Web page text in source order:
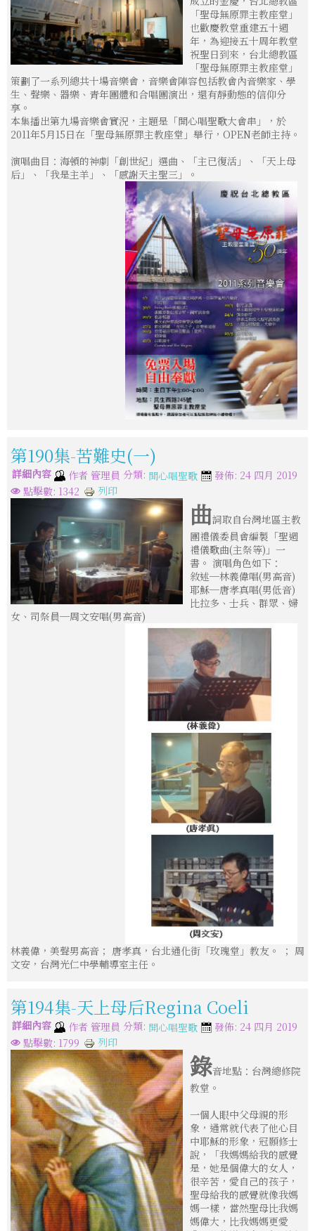
「聖母無原罪主教座堂」
也歡慶教堂重建五十週
年，為迎接五十周年教堂
祝聖日到來，台北總教區
「聖母無原罪主教座堂」
策劃了一系列總共十場音樂會，音樂會陣容包括教會內音樂家、學
生、聲樂、器樂、青年團體和合唱團演出，還有靜動態的信仰分
享。
本集播出第九場音樂會實況，主題是「開心唱聖歌大會串」，於
2011年5月15日在「聖母無原罪主教座堂」舉行，OPEN老師主持。
演唱曲目：海頓的神劇「創世紀」選曲、「主已復活」、「天上母
后」、「我是主羊」、「感謝天主聖三」。
第190集-苦難史(一)
詳細內容 作者 管理員 分類: 開心唱聖歌
發佈: 24 四月 2019
點擊數: 1342
列印
曲詞取自台灣地區主教
團禮儀委員會編製「聖週
禮儀歌曲(主祭等)」一
書。 演唱角色如下：
敘述─林義偉唱(男高音)
耶穌─唐孝真唱(男低音)
比拉多、士兵、群眾、婦
女、司祭員─周文安唱(男高音)
林義偉，美聲男高音； 唐孝真，台北通化街「玫瑰堂」教友。 ； 周
文安，台灣光仁中學輔導室主任。
第194集-天上母后Regina Coeli
詳細內容 作者 管理員 分類: 開心唱聖歌
發佈: 24 四月 2019
點擊數: 1799
列印
錄音地點：台灣總修院
教堂。
一個人眼中父母親的形
象，通常就代表了他心目
中耶穌的形象，冠顥修士
說，「我媽媽給我的感覺
是，她是個偉大的女人，
很辛苦，愛自己的孩子，
聖母給我的感覺就像我媽
媽一樣，當然聖母比我媽
媽偉大，比我媽媽更愛